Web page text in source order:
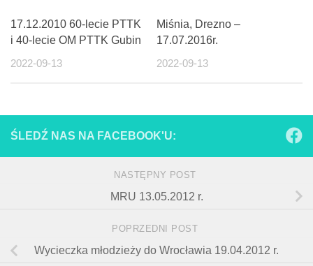
17.12.2010 60-lecie PTTK
i 40-lecie OM PTTK Gubin
2022-09-13
Miśnia, Drezno –
17.07.2016r.
2022-09-13
ŚLEDŹ NAS NA FACEBOOK'U:
NASTĘPNY POST
MRU 13.05.2012 r.
POPRZEDNI POST
Wycieczka młodzieży do Wrocławia 19.04.2012 r.